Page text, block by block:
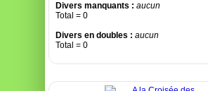
Divers manquants : aucun
Total = 0
Divers en doubles : aucun
Total = 0